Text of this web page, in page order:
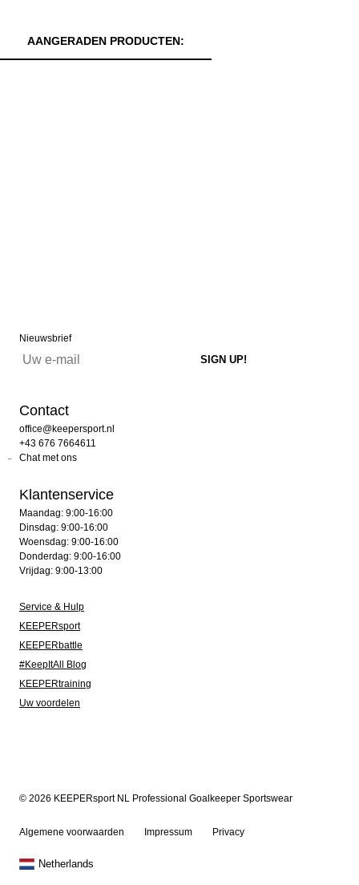
AANGERADEN PRODUCTEN:
Nieuwsbrief
Contact
office@keepersport.nl
+43 676 7664611
Chat met ons
Klantenservice
Maandag: 9:00-16:00
Dinsdag: 9:00-16:00
Woensdag: 9:00-16:00
Donderdag: 9:00-16:00
Vrijdag: 9:00-13:00
Service & Hulp
KEEPERsport
KEEPERbattle
#KeepItAll Blog
KEEPERtraining
Uw voordelen
© 2026 KEEPERsport NL Professional Goalkeeper Sportswear
Algemene voorwaarden Impressum Privacy
Netherlands